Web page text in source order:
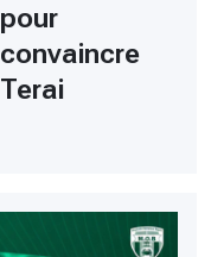
pour
convaincre
Terai